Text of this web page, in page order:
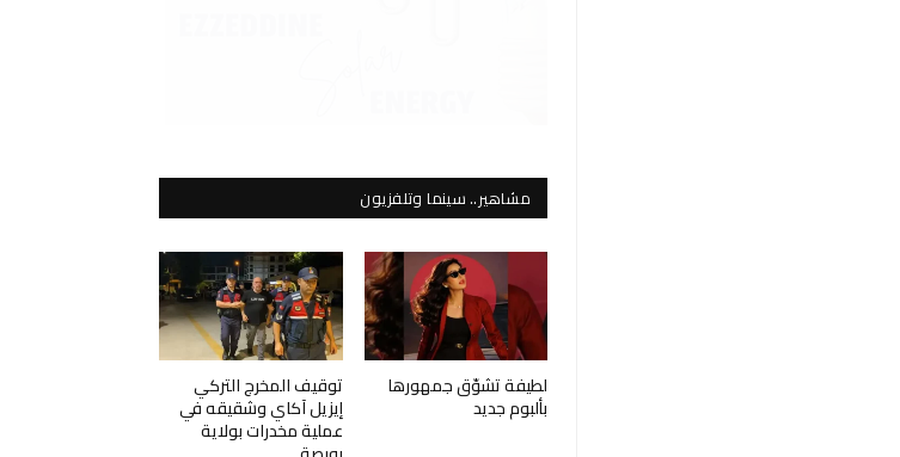
مشاهير.. سينما وتلفزيون
لطيفة تشوّق جمهورها
بألبوم جديد
توقيف المخرج التركي
إيزيل آكاي وشقيقه في
عملية مخدرات بولاية